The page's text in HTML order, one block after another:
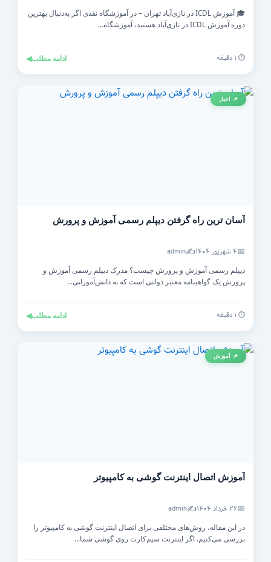
🎓 آموزش ICDL در نازی‌آباد تهران – در آموزشگاه نقدی اگر به‌دنبال بهترین
دوره آموزش ICDL در نازی‌آباد هستید، آموزشگاه...
⏱️ ۱ دقیقه ادامه مطلب◀
📌 اخبار
آسان ترین راه گرفتن دیپلم رسمی آموزش و پرورش
📅۴ شهریور ۱۴۰۴ ✍️
admin
دیپلم رسمی آموزش و پرورش چیست؟ مدرک دیپلم رسمی آموزش و
پرورش یک گواهینامه معتبر دولتی است که به دانش‌آموزانی...
⏱️ ۱ دقیقه ادامه مطلب◀
📌 آموزش
آموزش اتصال اینترنت گوشی به کامپیوتر
📅۲۶ خرداد ۱۴۰۴ ✍️
admin
در این مقاله، روش‌های مختلفی برای اتصال اینترنت گوشی به کامپیوتر را
بررسی می‌کنیم. اگر اینترنت سیم‌کارت روی گوشی شما...